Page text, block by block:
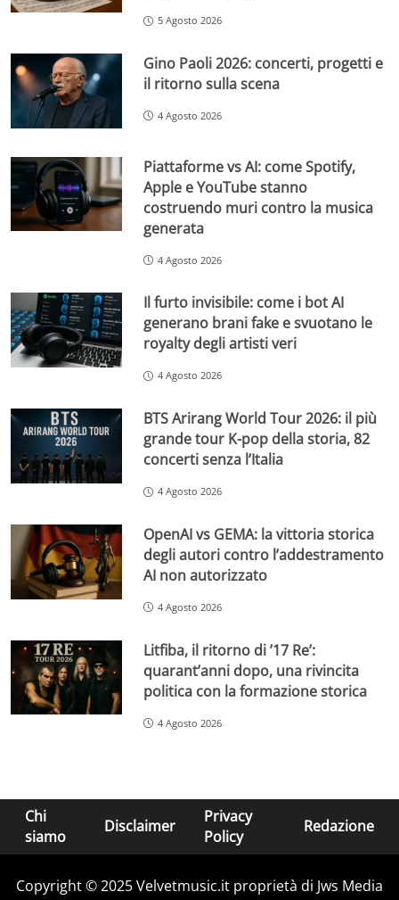
5 Agosto 2026
Gino Paoli 2026: concerti, progetti e
il ritorno sulla scena
4 Agosto 2026
Piattaforme vs AI: come Spotify,
Apple e YouTube stanno
costruendo muri contro la musica
generata
4 Agosto 2026
Il furto invisibile: come i bot AI
generano brani fake e svuotano le
royalty degli artisti veri
4 Agosto 2026
BTS Arirang World Tour 2026: il più
grande tour K-pop della storia, 82
concerti senza l’Italia
4 Agosto 2026
OpenAI vs GEMA: la vittoria storica
degli autori contro l’addestramento
AI non autorizzato
4 Agosto 2026
Litfiba, il ritorno di ’17 Re’:
quarant’anni dopo, una rivincita
politica con la formazione storica
4 Agosto 2026
Chi
siamo
Disclaimer
Privacy
Policy
Redazione
Copyright © 2025 Velvetmusic.it proprietà di Jws Media